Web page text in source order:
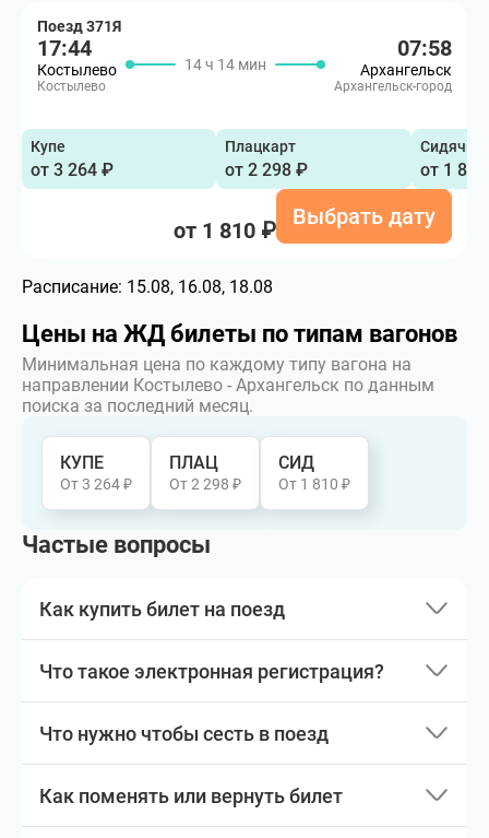
Поезд 371Я
17:44
Костылево
Костылево
14 ч 14 мин
07:58
Архангельск
Архангельск-город
Купе
от 3 264 ₽
Плацкарт
от 2 298 ₽
Сидячий
от 1
от 1 810 ₽
Выбрать дату
Расписание: 15.08, 16.08, 18.08
Цены на ЖД билеты по типам вагонов
Минимальная цена по каждому типу вагона на
направлении Костылево - Архангельск по данным
поиска за последний месяц.
КУПЕ
От 3 264 ₽
ПЛАЦ
От 2 298 ₽
СИД
От 1 810 ₽
Частые вопросы
Как купить билет на поезд
Что такое электронная регистрация?
Что нужно чтобы сесть в поезд
Как поменять или вернуть билет